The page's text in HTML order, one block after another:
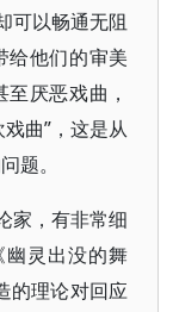
可以畅通无阻
他们的审美
厌恶戏曲，
曲”，这是从
题。
家，有非常细
灵出没的舞
的理论对回应